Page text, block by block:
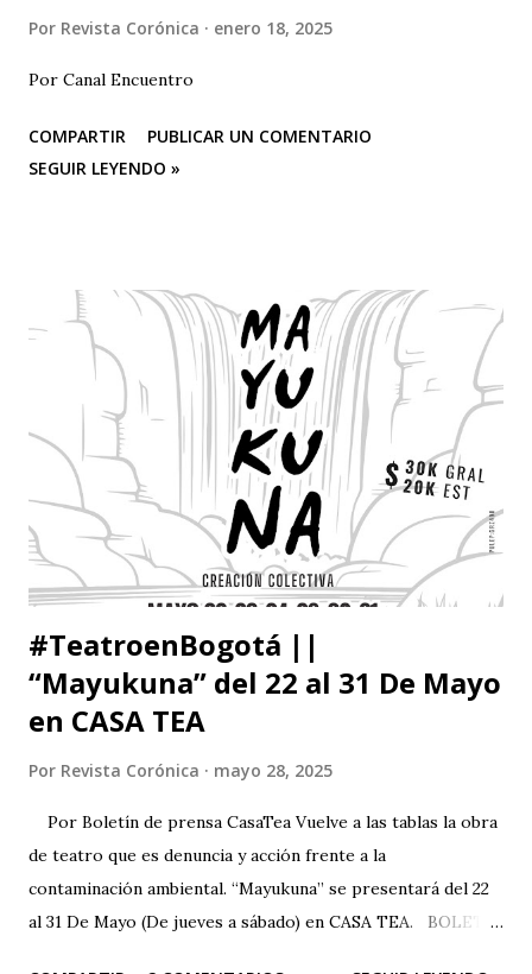
Por Revista Corónica enero 18, 2025
Por Canal Encuentro
COMPARTIR
PUBLICAR UN COMENTARIO
SEGUIR LEYENDO »
#TeatroenBogotá ||
“Mayukuna” del 22 al 31 De Mayo
en CASA TEA
Por Revista Corónica mayo 28, 2025
Por Boletín de prensa CasaTea Vuelve a las tablas la obra
de teatro que es denuncia y acción frente a la
contaminación ambiental. “Mayukuna” se presentará del 22
al 31 De Mayo (De jueves a sábado) en CASA TEA. BOLETÍN